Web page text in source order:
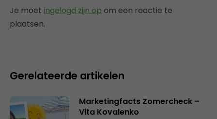
Je moet ingelogd zijn op om een reactie te
plaatsen.
Gerelateerde artikelen
Marketingfacts Zomercheck –
Vita Kovalenko